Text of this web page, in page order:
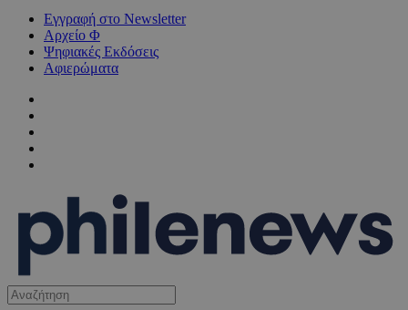
Εγγραφή στο Newsletter
Αρχείο Φ
Ψηφιακές Εκδόσεις
Αφιερώματα